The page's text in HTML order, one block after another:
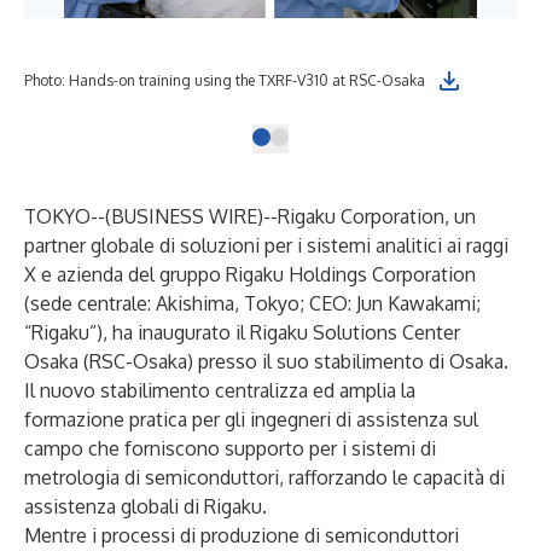
Photo: Hands-on training using the TXRF-V310 at RSC-Osaka
TOKYO--(BUSINESS WIRE)--Rigaku Corporation, un
partner globale di soluzioni per i sistemi analitici ai raggi
X e azienda del gruppo Rigaku Holdings Corporation
(sede centrale: Akishima, Tokyo; CEO: Jun Kawakami;
“Rigaku”), ha inaugurato il Rigaku Solutions Center
Osaka (RSC-Osaka) presso il suo stabilimento di Osaka.
Il nuovo stabilimento centralizza ed amplia la
formazione pratica per gli ingegneri di assistenza sul
campo che forniscono supporto per i sistemi di
metrologia di semiconduttori, rafforzando le capacità di
assistenza globali di Rigaku.
Mentre i processi di produzione di semiconduttori